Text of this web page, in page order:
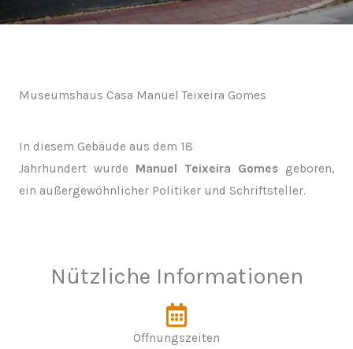
Museumshaus Casa Manuel Teixeira Gomes
In diesem Gebäude aus dem 18
Jahrhundert wurde Manuel Teixeira Gomes geboren,
ein außergewöhnlicher Politiker und Schriftsteller.
Nützliche Informationen
Öffnungszeiten